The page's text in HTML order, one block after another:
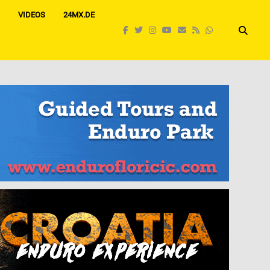
VIDEOS 24MX.DE